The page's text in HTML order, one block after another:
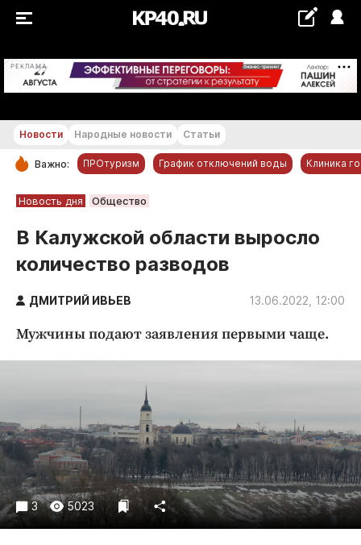
РЕКЛАМА +24...+25 °С
РУБРИКИ
Новости компаний
Статьи
Народные новости
Недвижимость и ЖКХ
Образование
Общество
Погода
Праздники
Новости Народные новости Статьи
Важно: ПРОтуризм График отключений воды Клиника
Новость дня Общество
В Калужской области выросло
количество разводов
ДМИТРИЙ ИВЬЕВ 13.06.2022, 12:00
Мужчины подают заявления первыми чаще.
3 5023